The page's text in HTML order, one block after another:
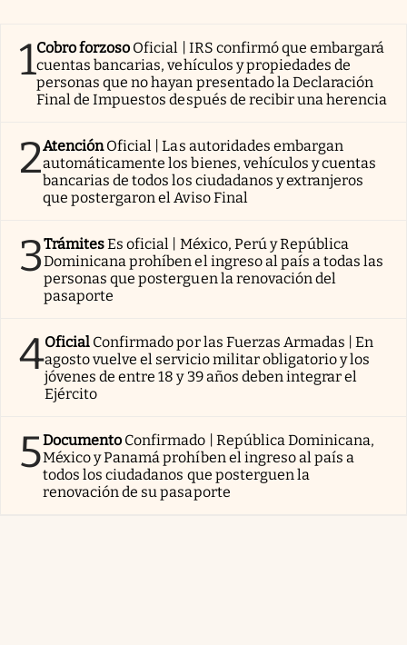
1Cobro forzoso Oficial | IRS confirmó que embargará
cuentas bancarias, vehículos y propiedades de
personas que no hayan presentado la Declaración
Final de Impuestos después de recibir una herencia
2AtenciónOficial | Las autoridades embargan
automáticamente los bienes, vehículos y cuentas
bancarias de todos los ciudadanos y extranjeros
que postergaron el Aviso Final
3TrámitesEs oficial | México, Perú y República
Dominicana prohíben el ingreso al país a todas las
personas que posterguen la renovación del
pasaporte
4Oficial Confirmado por las Fuerzas Armadas | En
agosto vuelve el servicio militar obligatorio y los
jóvenes de entre 18 y 39 años deben integrar el
Ejército
5Documento Confirmado | República Dominicana,
México y Panamá prohíben el ingreso al país a
todos los ciudadanos que posterguen la
renovación de su pasaporte